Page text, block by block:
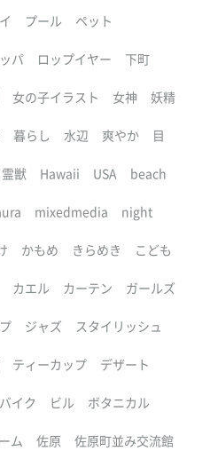
プール ペット
パ ロップイヤー 下町
女の子イラスト 女神 妖精
暮らし 水辺 爽やか 目
霊獣 Hawaii USA beach
mixedmedia night
かもめ きらめき こども
カエル カーテン ガールズ
ジャズ スタイリッシュ
ティーカップ デザート
バイク ビル ボタニカル
ム 佐原 佐原町並み交流館